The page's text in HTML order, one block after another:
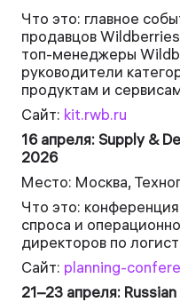
Что это: главное
продавцов
топ-менеджеры
руководители
продуктам и
Сайт: kit.rwb.ru
16 апреля: Supply &
2026
Место: Москва,
Что это:
спроса и
директоров по
Сайт: planning-
21–23 апреля: